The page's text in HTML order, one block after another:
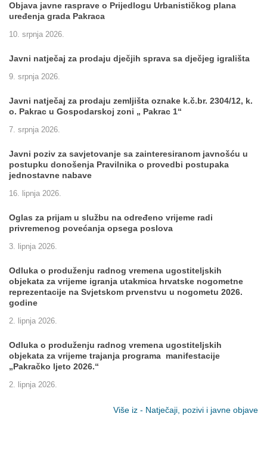
Objava javne rasprave o Prijedlogu Urbanističkog plana
uređenja grada Pakraca
10. srpnja 2026.
Javni natječaj za prodaju dječjih sprava sa dječjeg igrališta
9. srpnja 2026.
Javni natječaj za prodaju zemljišta oznake k.č.br. 2304/12, k.
o. Pakrac u Gospodarskoj zoni „ Pakrac 1“
7. srpnja 2026.
Javni poziv za savjetovanje sa zainteresiranom javnošću u
postupku donošenja Pravilnika o provedbi postupaka
jednostavne nabave
16. lipnja 2026.
Oglas za prijam u službu na određeno vrijeme radi
privremenog povećanja opsega poslova
3. lipnja 2026.
Odluka o produženju radnog vremena ugostiteljskih
objekata za vrijeme igranja utakmica hrvatske nogometne
reprezentacije na Svjetskom prvenstvu u nogometu 2026.
godine
2. lipnja 2026.
Odluka o produženju radnog vremena ugostiteljskih
objekata za vrijeme trajanja programa manifestacije
„Pakračko ljeto 2026.“
2. lipnja 2026.
Više iz - Natječaji, pozivi i javne objave